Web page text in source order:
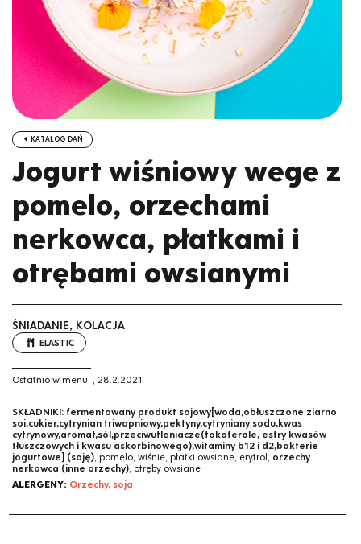
KATALOG DAŃ
Jogurt wiśniowy wege z
pomelo, orzechami
nerkowca, płatkami i
otrębami owsianymi
ŚNIADANIE, KOLACJA
ELASTIC
Ostatnio w menu: , 28.2.2021
SKŁADNIKI: fermentowany produkt sojowy[woda,obłuszczone ziarno
soi,cukier,cytrynian triwapniowy,pektyny,cytryniany sodu,kwas
cytrynowy,aromat,sól,przeciwutleniacze(tokoferole, estry kwasów
tłuszczowych i kwasu askorbinowego),witaminy b12 i d2,bakterie
jogurtowe] (soję), pomelo, wiśnie, płatki owsiane, erytrol, orzechy
nerkowca (inne orzechy), otręby owsiane
ALERGENY: Orzechy, soja